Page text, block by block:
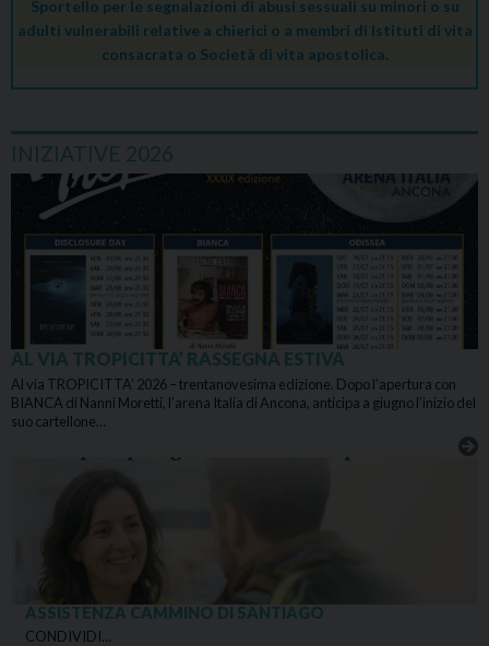
Sportello per le segnalazioni di abusi sessuali su minori o su
adulti vulnerabili relative a chierici o a membri di Istituti di vita
consacrata o Società di vita apostolica.
INIZIATIVE 2026
AL VIA TROPICITTA’ RASSEGNA ESTIVA
Al via TROPICITTA’ 2026 – trentanovesima edizione. Dopo l’apertura con
BIANCA di Nanni Moretti, l’arena Italia di Ancona, anticipa a giugno l’inizio del
suo cartellone…
ASSISTENZA CAMMINO DI SANTIAGO
CONDIVIDI…